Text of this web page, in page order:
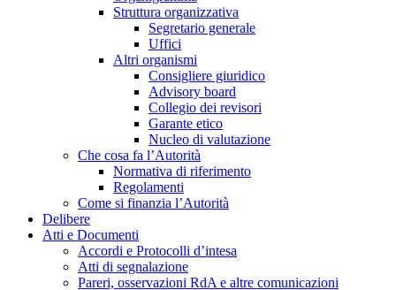
Struttura organizzativa
Segretario generale
Uffici
Altri organismi
Consigliere giuridico
Advisory board
Collegio dei revisori
Garante etico
Nucleo di valutazione
Che cosa fa l’Autorità
Normativa di riferimento
Regolamenti
Come si finanzia l’Autorità
Delibere
Atti e Documenti
Accordi e Protocolli d’intesa
Atti di segnalazione
Pareri, osservazioni RdA e altre comunicazioni